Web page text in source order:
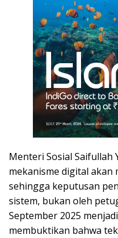
Menteri Sosial Saifullah
mekanisme digital
sehingga keputusan
sistem, bukan oleh
September 2025
membuktikan bahwa